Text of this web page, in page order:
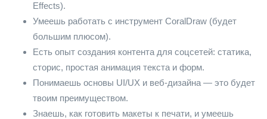
Effects).
Умеешь работать с инструмент CoralDraw (будет
большим плюсом).
Есть опыт создания контента для соцсетей: статика,
сторис, простая анимация текста и форм.
Понимаешь основы UI/UX и веб-дизайна — это будет
твоим преимуществом.
Знаешь, как готовить макеты к печати, и умеешь